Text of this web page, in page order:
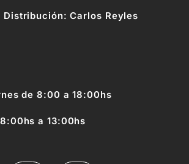
Distribución: Carlos Reyles
de 8:00 a 18:00hs
a 13:00hs